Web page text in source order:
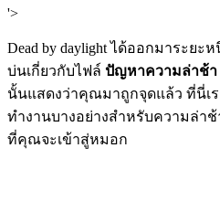
'>
Dead by daylight ได้ออกมาระย
บ่นเกี่ยวกับไฟล์ ปัญหาความล่าช้า
นั้นแสดงว่าคุณมาถูกจุดแล้ว ที่นี่เ
ทำงานบางอย่างสำหรับความล่า
ที่คุณจะเข้าสู่หมอก